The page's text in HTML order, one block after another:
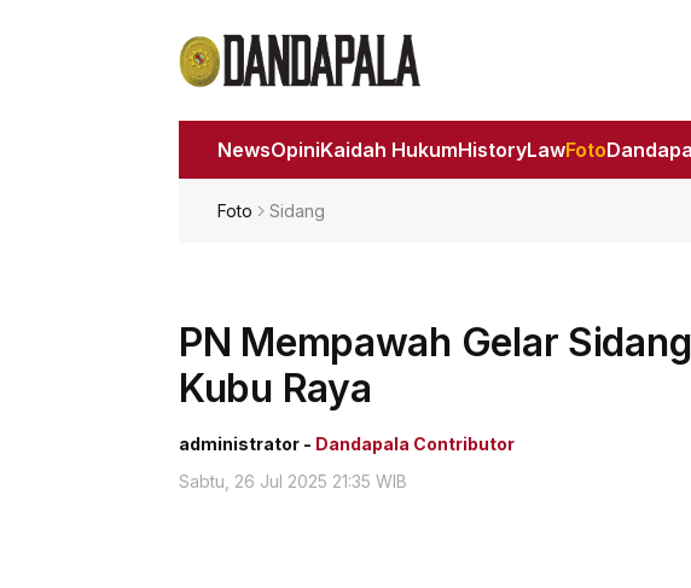
NewsOpiniKaidah HukumHistoryLawFoto
Foto Sidang
PN Mempawah Gelar
Kubu Raya
administrator - Dandapala Contributor
Sabtu, 26 Jul 2025 21:35 WIB